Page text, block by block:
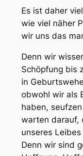
Es ist daher
wie viel näher
wir uns das
Denn wir
Schöpfung bis
in
obwohl wir als
haben,
warten darauf,
unseres
Denn wir sind